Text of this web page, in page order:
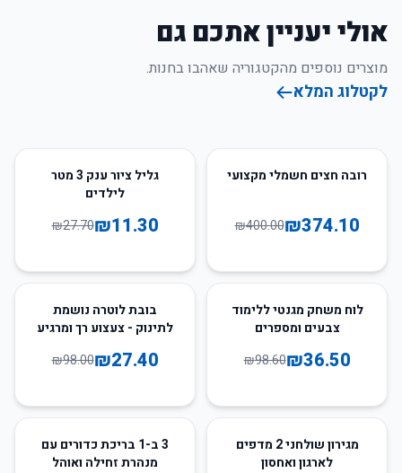
אולי יעניין אתכם גם
מוצרים נוספים מהקטגוריה שאהבו בחנות.
לקטלוג המלא
6%רובה חצים חשמלי מקצועי
₪374.10
₪400.00
גליל ציור ענק 3 מטר
לילדים
₪11.30
₪27.70
63
לוח משחק מגנטי ללימוד
צבעים ומספרים
₪36.50
₪98.60
בובת לוטרה נושמת
לתינוק - צעצוע רך ומרגיע
₪27.40
₪98.00
66
מגירון שולחני 2 מדפים
לארגון ואחסון
67
3 ב-1 בריכת כדורים עם
מנהרת זחילה ואוהל